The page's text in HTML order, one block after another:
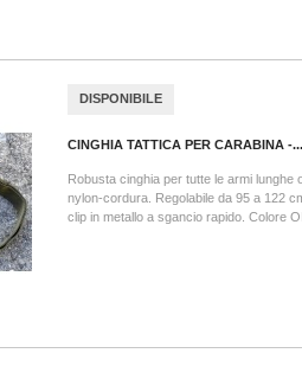
DISPONIBILE
CINGHIA TATTICA PER CARABINA -...
Robusta cinghia per tutte le armi lunghe
nylon-cordura. Regolabile da 95 a 122
clip in metallo a sgancio rapido. Colore